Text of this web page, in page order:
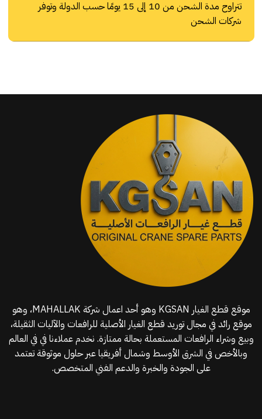
تتراوح مدة الشحن من 10 إلى 15 يومًا حسب الدولة وتوفر
شركات الشحن
موقع قطع الغيار KGSAN وهو أحد اعمال شركة MAHALLAK، وهو
موقع رائد في مجال توريد قطع الغيار الأصلية للرافعات والآليات الثقيلة،
وبيع وشراء الرافعات المستعملة بحالة ممتازة. نخدم عملاءنا في في العالم
وبالأخص في الشرق الأوسط وشمال أفريقيا عبر حلول موثوقة تعتمد
على الجودة والخبرة والدعم الفني المتخصص.